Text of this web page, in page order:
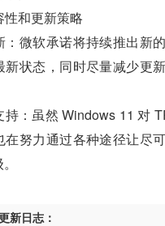
和更新策略
：微软承诺将持续推出新
新状态，同时尽量减少更
持：虽然 Windows 11 对
在努力通过各种途径让尽
新日志：